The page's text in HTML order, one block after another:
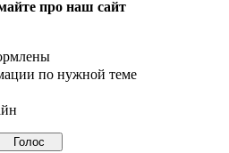
про наш сайт
по нужной теме